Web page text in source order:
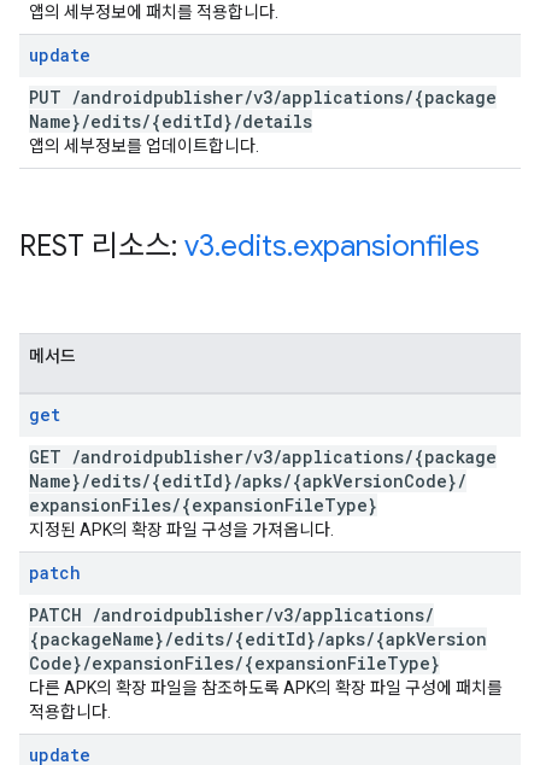
앱의 세부정보에 패치를 적용합니다.
update
PUT /androidpublisher/v3/applications/{package
Name}/edits/{editId}/details
앱의 세부정보를 업데이트합니다.
REST 리소스: v3.edits.expansionfiles
메서드
get
GET /androidpublisher/v3/applications/{package
Name}/edits/{editId}/apks/{apkVersionCode}/
expansionFiles/{expansionFileType}
지정된 APK의 확장 파일 구성을 가져옵니다.
patch
PATCH /androidpublisher/v3/applications/
{packageName}/edits/{editId}/apks/{apkVersion
Code}/expansionFiles/{expansionFileType}
다른 APK의 확장 파일을 참조하도록 APK의 확장 파일 구성에 패치를
적용합니다.
update